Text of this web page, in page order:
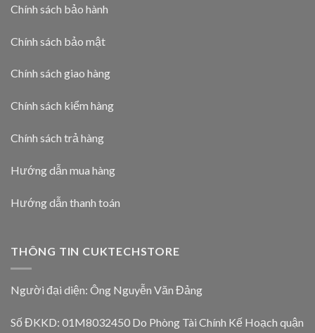
Chính sách bảo hành
Chính sách bảo mật
Chính sách giao hàng
Chính sách kiểm hàng
Chính sách trả hàng
Hướng dẫn mua hàng
Hướng dẫn thanh toán
THÔNG TIN CUKTECHSTORE
Người đại diện: Ông Nguyễn Văn Đảng
Số ĐKKD: 01M8032450 Do Phòng Tài Chính Kế Hoạch quận